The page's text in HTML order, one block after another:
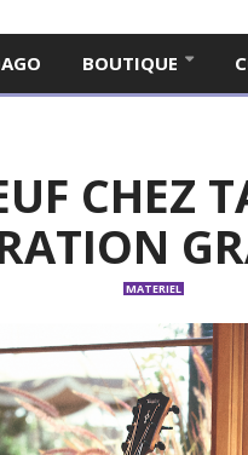
BOUTIQUE
CHEZ
MATERIEL